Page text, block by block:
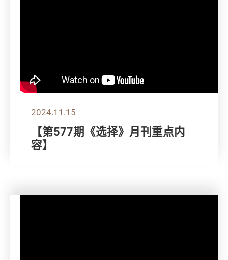
2024.11.15
【第577期《选择》月刊重点内
容】